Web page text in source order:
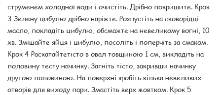
струменем холодної води і очистіть. Дрібно покришите. Крок
3 Зелену цибулю дрібно наріжте. Розпустіть на сковорідці
масло, покладіть цибулю, обсмажте на невеликому вогні, 10
хв. Змішайте яйця і цибулю, посоліть і поперчіть за смаком.
Крок 4 Раскатайтетісто в овал товщиною 1 см, викладіть на
половину тесту начинку. Загніть тісто, закривши начинку
другою половиною. На поверхні зробіть кілька невеликих
отворів для виходу пари. Змастіть верх жовтком. Крок 5